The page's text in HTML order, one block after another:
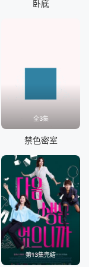
卧底
全3集
禁色密室
第13集完结